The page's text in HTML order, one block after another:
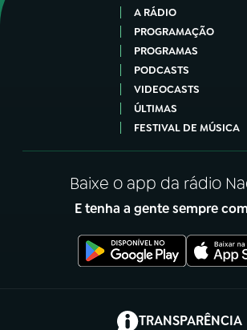
A RÁDIO
PROGRAMAÇÃO
PROGRAMAS
PODCASTS
VIDEOCASTS
ÚLTIMAS
FESTIVAL DE MÚSICA
Baixe o app da rádio
E tenha a gente sempre
TRANSPARÊNCIA
(abre em